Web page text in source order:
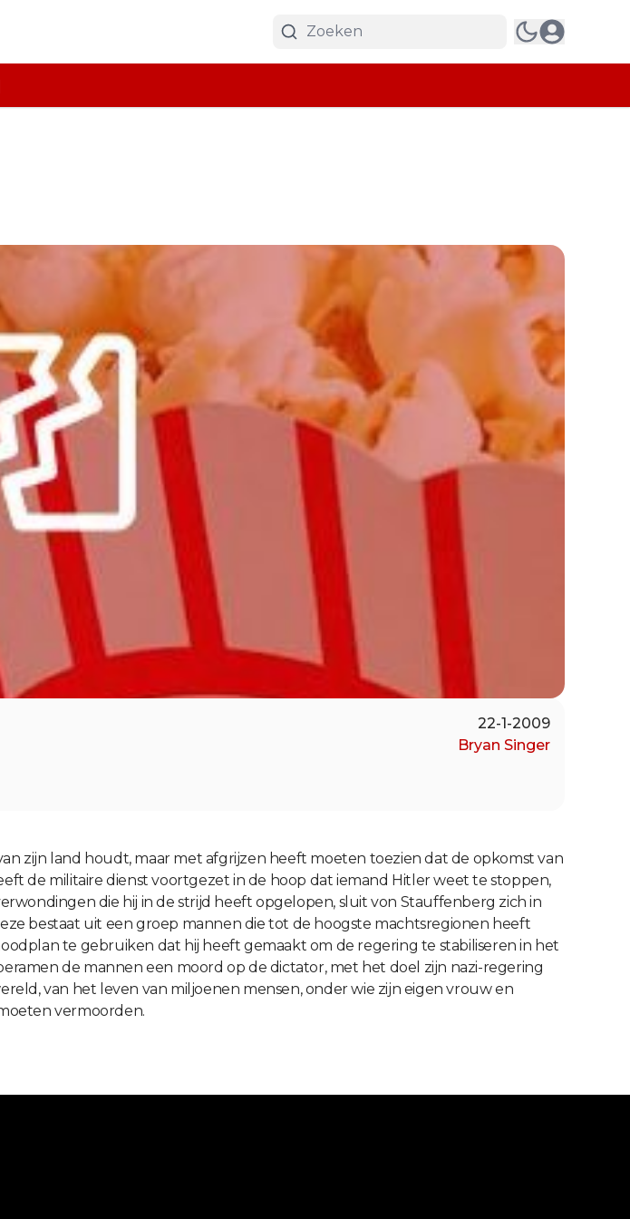
22-1-2009
Bryan Singer
zijn land houdt, maar met afgrijzen heeft moeten toezien dat de opkomst van
de militaire dienst voortgezet in de hoop dat iemand Hitler weet te stoppen,
die hij in de strijd heeft opgelopen, sluit von Stauffenberg zich in
bestaat uit een groep mannen die tot de hoogste machtsregionen heeft
te gebruiken dat hij heeft gemaakt om de regering te stabiliseren in het
de mannen een moord op de dictator, met het doel zijn nazi-regering
van het leven van miljoenen mensen, onder wie zijn eigen vrouw en
vermoorden.